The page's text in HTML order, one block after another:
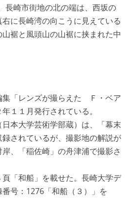
長崎市街地の北の端は、西坂の
に長崎湾の向こうに見えている
裾と風頭山の山裾に挟まれた中
集「レンズが撮らえた Ｆ・ベア
１１月発行されている。
本大学芸術学部蔵）は、「幕末
されているが、撮影地の解説が
、「稲佐崎」の舟津浦で撮影さ
「和船」を載せた。長崎大学デ
号：1276「和船（３）」を